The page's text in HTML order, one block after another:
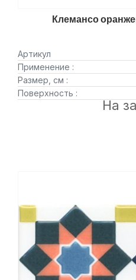
Клемансо
Артикул
Применение :
Размер, см :
Поверхность :
На